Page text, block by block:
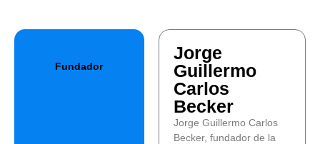
Fundador
Jorge
Guillermo
Carlos
Becker
Jorge Guillermo Carlos
Becker, fundador de la